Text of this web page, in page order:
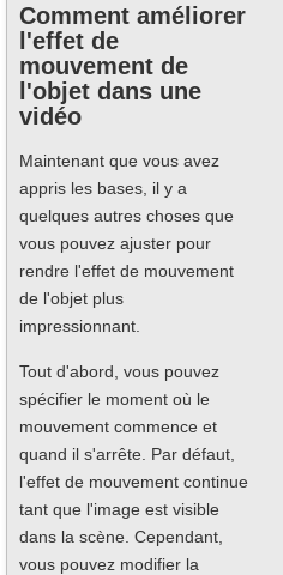
Comment améliorer
l'effet de
mouvement de
l'objet dans une
vidéo
Maintenant que vous avez
appris les bases, il y a
quelques autres choses que
vous pouvez ajuster pour
rendre l'effet de mouvement
de l'objet plus
impressionnant.
Tout d'abord, vous pouvez
spécifier le moment où le
mouvement commence et
quand il s'arrête. Par défaut,
l'effet de mouvement continue
tant que l'image est visible
dans la scène. Cependant,
vous pouvez modifier la